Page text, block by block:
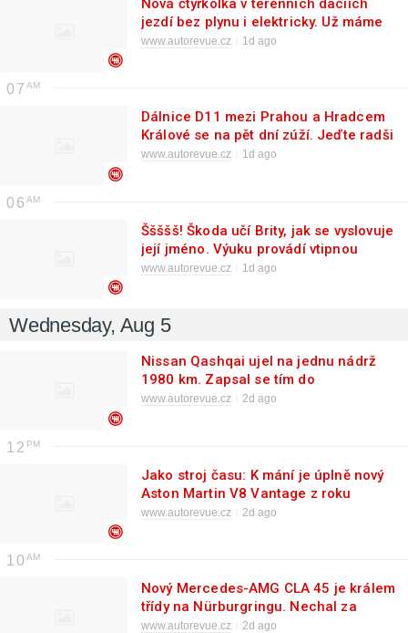
jezdí bez plynu i elektricky. Už máme
české ceny
www.autorevue.cz 1d ago
07
Dálnice D11 mezi Prahou a Hradcem
Králové se na pět dní zúží. Jeďte radši
přes noc
www.autorevue.cz 1d ago
06
Ššššš! Škoda učí Brity, jak se vyslovuje
její jméno. Výuku provádí vtipnou
reklamou
www.autorevue.cz 1d ago
Wednesday, Aug 5
Nissan Qashqai ujel na jednu nádrž
1980 km. Zapsal se tím do
Guinnessovy knihy rekordů
www.autorevue.cz 2d ago
12
Jako stroj času: K mání je úplně nový
Aston Martin V8 Vantage z roku
1990
www.autorevue.cz 2d ago
10
Nový Mercedes-AMG CLA 45 je králem
třídy na Nürburgringu. Nechal za
sebou i Porsche Taycan
www.autorevue.cz 2d ago